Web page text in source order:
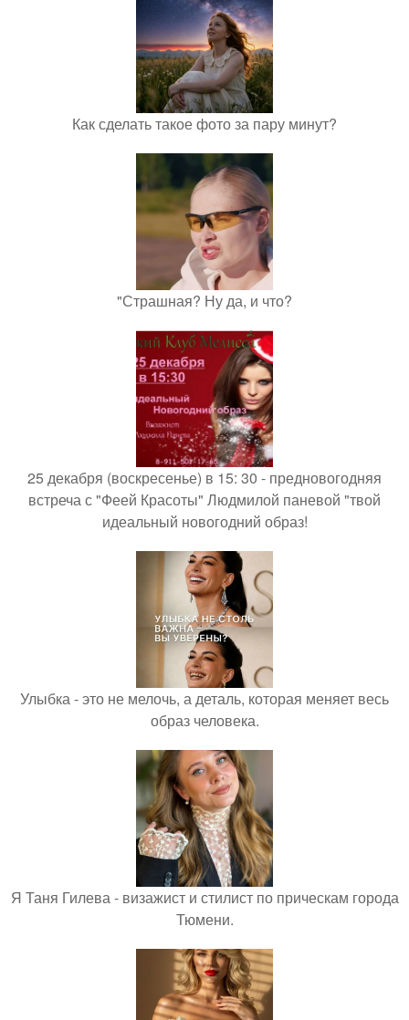
Как сделать такое фото за пару минут?
"Страшная? Ну да, и что?
25 декабря (воскресенье) в 15: 30 - предновогодняя
встреча с "Феей Красоты" Людмилой паневой "твой
идеальный новогодний образ!
Улыбка - это не мелочь, а деталь, которая меняет весь
образ человека.
Я Таня Гилева - визажист и стилист по прическам города
Тюмени.